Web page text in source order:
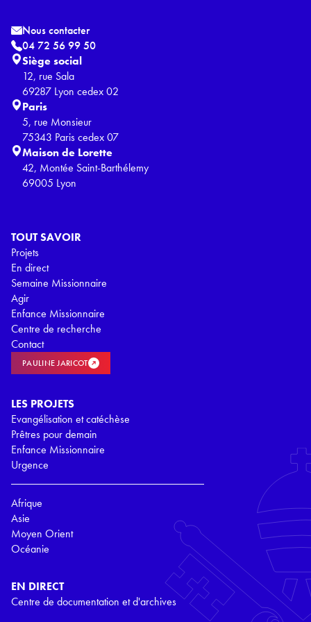
TOUT SAVOIR
Projets
En direct
Semaine Missionnaire
Agir
Enfance Missionnaire
Centre de recherche
Contact
PAULINE JARICOT
LES PROJETS
Evangélisation et catéchèse
Prêtres pour demain
Enfance Missionnaire
Urgence
Afrique
Asie
Moyen Orient
Océanie
EN DIRECT
Centre de documentation et d'archives
Nous contacter
04 72 56 99 50
Siège social
12, rue Sala
69287 Lyon cedex 02
Paris
5, rue Monsieur
75343 Paris cedex 07
Maison de Lorette
42, Montée Saint-Barthélemy
69005 Lyon